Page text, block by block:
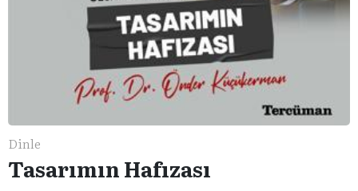
Dinle
Tasarımın Hafızası